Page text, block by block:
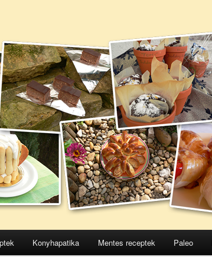
Konyhapatika Mentes receptek Paleo